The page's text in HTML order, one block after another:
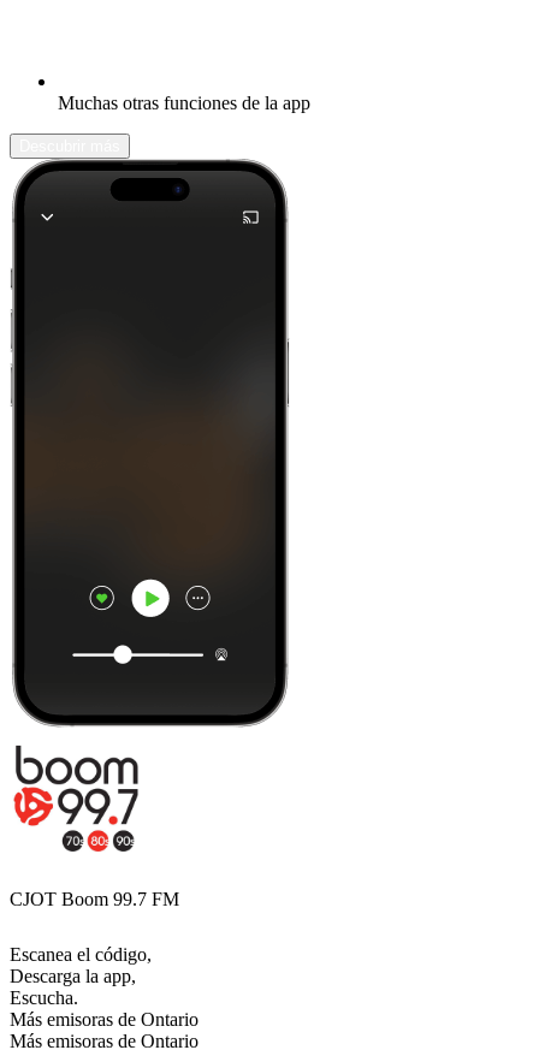
Muchas otras funciones de la app
CJOT Boom 99.7 FM
Escanea el código,
Descarga la app,
Escucha.
Más emisoras de Ontario
Más emisoras de Ontario